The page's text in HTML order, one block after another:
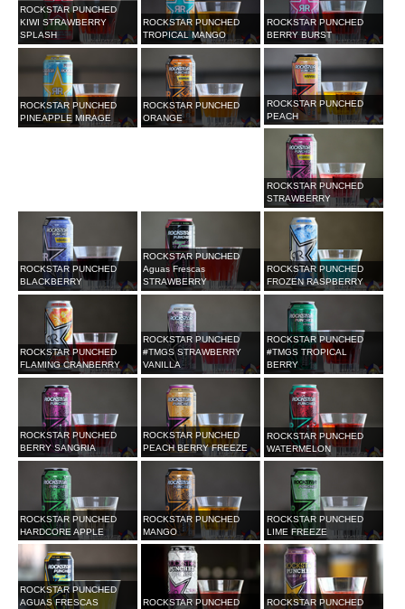
ROCKSTAR PUNCHED
KIWI STRAWBERRY
SPLASH
ROCKSTAR PUNCHED
TROPICAL MANGO
ROCKSTAR PUNCHED
BERRY BURST
ROCKSTAR PUNCHED
PINEAPPLE MIRAGE
ROCKSTAR PUNCHED
ORANGE
ROCKSTAR PUNCHED
PEACH
ROCKSTAR PUNCHED
STRAWBERRY
ROCKSTAR PUNCHED
BLACKBERRY
ROCKSTAR PUNCHED
Aguas Frescas
STRAWBERRY
ROCKSTAR PUNCHED
FROZEN RASPBERRY
ROCKSTAR PUNCHED
FLAMING CRANBERRY
ROCKSTAR PUNCHED
#TMGS STRAWBERRY
VANILLA
ROCKSTAR PUNCHED
#TMGS TROPICAL
BERRY
ROCKSTAR PUNCHED
BERRY SANGRIA
ROCKSTAR PUNCHED
PEACH BERRY FREEZE
ROCKSTAR PUNCHED
WATERMELON
ROCKSTAR PUNCHED
HARDCORE APPLE
ROCKSTAR PUNCHED
MANGO
ROCKSTAR PUNCHED
LIME FREEZE
ROCKSTAR PUNCHED
AGUAS FRESCAS
ROCKSTAR PUNCHED
ROCKSTAR PUNCHED